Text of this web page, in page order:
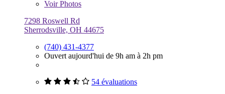
VoirPhotos
7298 Roswell Rd
Sherrodsville, OH 44675
(740) 431-4377
Ouvert aujourd'hui de 9h am à 2h pm
54 évaluations